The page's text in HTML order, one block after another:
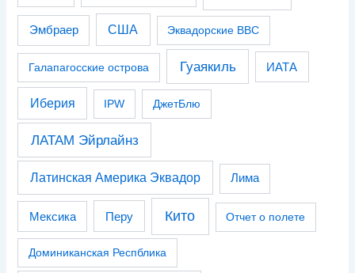
Эмбраер США Эквадорские ВВС
Галапагосские острова Гуаякиль ИАТА
Иберия IPW ДжетБлю
ЛАТАМ Эйрлайнз
Латинская Америка Эквадор Лима
Мексика Перу Кито Отчет о полете
Доминиканская Респблика